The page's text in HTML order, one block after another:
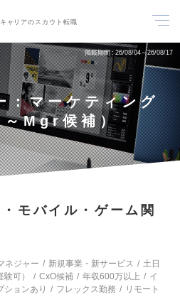
ャリアのスカウト転職
掲載期間 26/08/04～26/08/17
：マーケティング
～Mgr候補）
モバイル・ゲーム関
ネジャー 新規事業・新サービス
土日
可） CxO候補 年収600万以上
イ
ションあり フレックス勤務
リモート